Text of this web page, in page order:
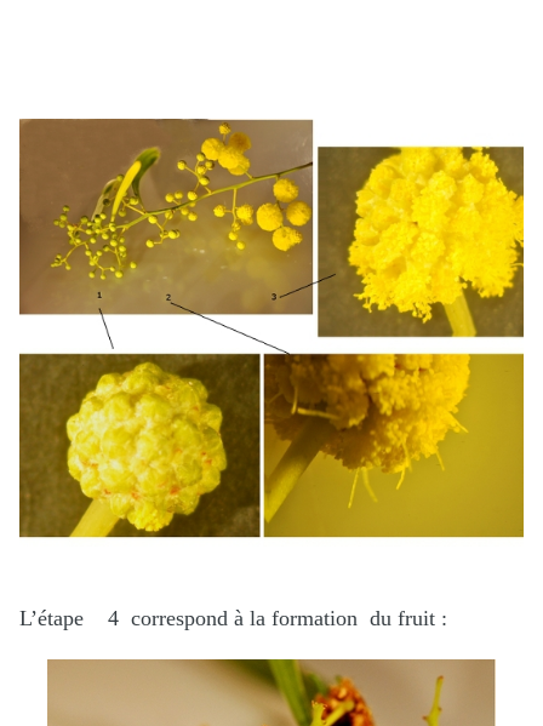
L’étape 4 correspond à la formation du fruit :